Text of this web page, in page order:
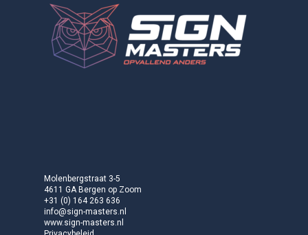
Molenbergstraat 3-5
4611 GA Bergen op Zoom
+31 (0) 164 263 636
info@sign-masters.nl
www.sign-masters.nl